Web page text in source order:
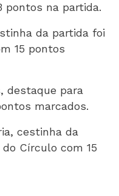
pontos na partida.
da partida foi
15 pontos
destaque para
marcados.
cestinha da
Círculo com 15